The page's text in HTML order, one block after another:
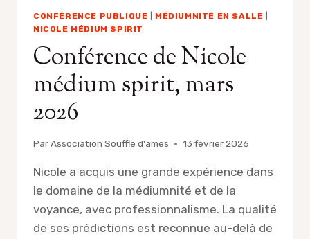
CONFÉRENCE PUBLIQUE MÉDIUMNITÉ EN SALLE
NICOLE MÉDIUM SPIRIT
Conférence de Nicole
médium spirit, mars
2026
ParAssociation Souffle d'âmes 13 février 2026
Nicole a acquis une grande expérience dans
le domaine de la médiumnité et de la
voyance, avec professionnalisme. La qualité
de ses prédictions est reconnue au-delà de